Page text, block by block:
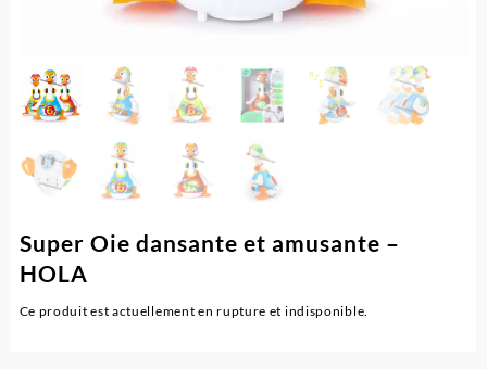
Super Oie dansante et amusante –
HOLA
Ce produit est actuellement en rupture et indisponible.